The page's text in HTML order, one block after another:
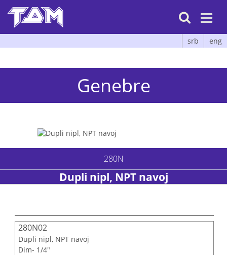

srb eng
Genebre
280N
Dupli nipl, NPT navoj
280N02
Dupli nipl, NPT navoj
Dim- 1/4"